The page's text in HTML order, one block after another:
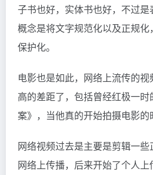
子书也好，实体书也好，不过
概念是将文字规范化以及正规
保护化。
电影也是如此，网络上流传的
高的差距了，包括曾经红极一
案》，当他真的开始拍摄电影的
网络视频过去是主要是剪辑一
网络上传播，后来开始了个人